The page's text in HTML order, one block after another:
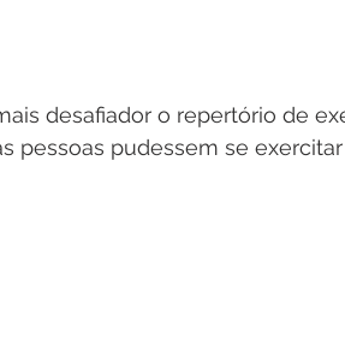
desafiador o repertório de
pessoas pudessem se